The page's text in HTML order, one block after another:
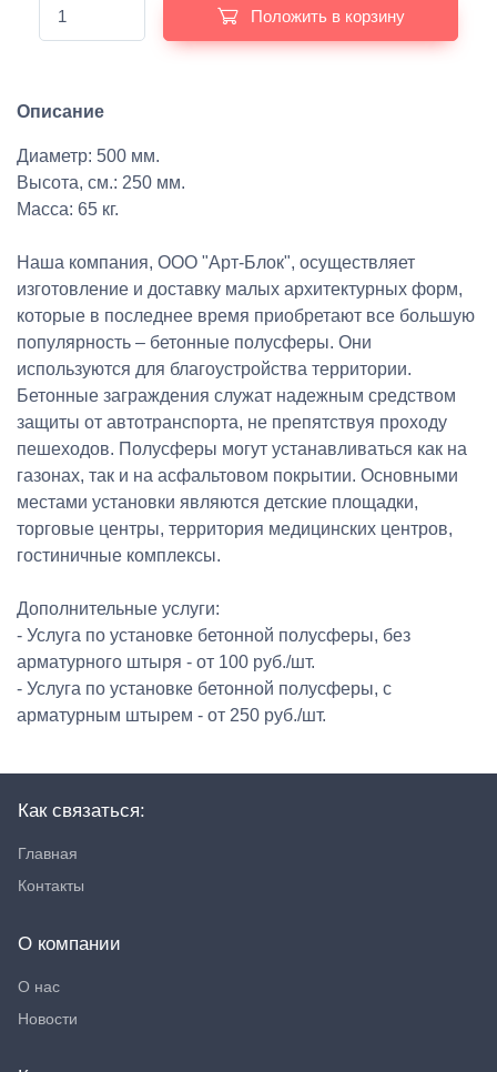
Положить в корзину
Описание
Диаметр: 500 мм.
Высота, см.: 250 мм.
Масса: 65 кг.
Наша компания, ООО "Арт-Блок", осуществляет
изготовление и доставку малых архитектурных форм,
которые в последнее время приобретают все большую
популярность – бетонные полусферы. Они
используются для благоустройства территории.
Бетонные заграждения служат надежным средством
защиты от автотранспорта, не препятствуя проходу
пешеходов. Полусферы могут устанавливаться как на
газонах, так и на асфальтовом покрытии. Основными
местами установки являются детские площадки,
торговые центры, территория медицинских центров,
гостиничные комплексы.
Дополнительные услуги:
- Услуга по установке бетонной полусферы, без
арматурного штыря - от 100 руб./шт.
- Услуга по установке бетонной полусферы, с
арматурным штырем - от 250 руб./шт.
Как связаться:
Главная
Контакты
О компании
О нас
Новости